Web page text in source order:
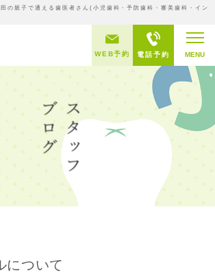
の親子で通える歯医者さん(小児歯科・予防歯科・審美歯科・イン
MENU
電話予約
WEB予約
について